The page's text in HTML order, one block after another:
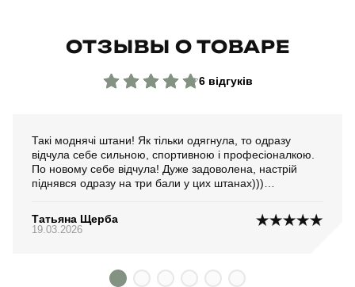
ОТЗЫВЫ О ТОВАРЕ
6 відгуків
Такі моднячі штани! Як тільки одягнула, то одразу
відчула себе сильною, спортивною і професіоналкою.
По новому себе відчула! Дуже задоволена, настрій
піднявся одразу на три бали у цих штанах)))
тканина, але нічого подібного. Фліс з внутрішньої
сторони приємно торкається до шкіри і ефекту парки
Татьяна Щерба
19.03.2026